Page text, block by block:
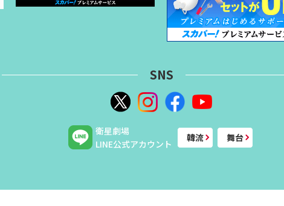
SNS
衛星劇場
LINE公式アカウント
韓流 舞台